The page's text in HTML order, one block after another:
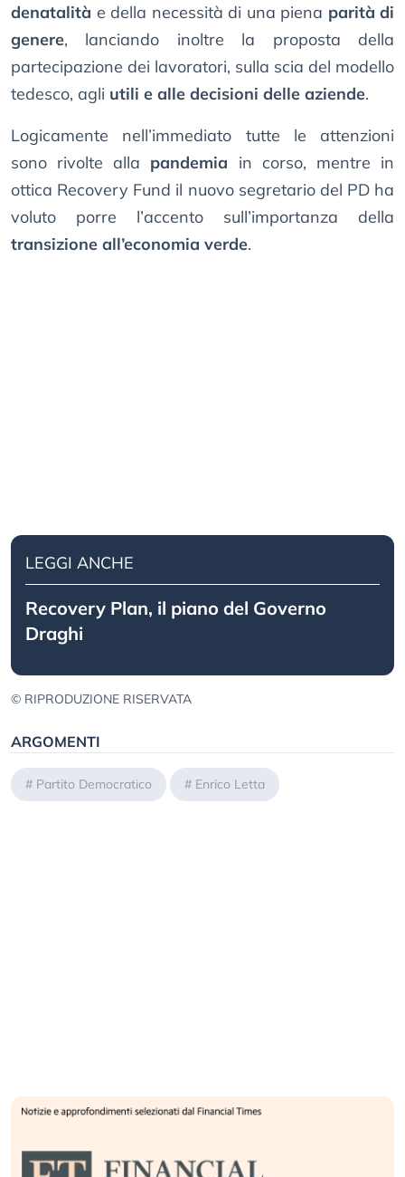
denatalità e della necessità di una piena parità di
genere, lanciando inoltre la proposta della
partecipazione dei lavoratori, sulla scia del modello
tedesco, agli utili e alle decisioni delle aziende.
Logicamente nell’immediato tutte le attenzioni
sono rivolte alla pandemia in corso, mentre in
ottica Recovery Fund il nuovo segretario del PD ha
voluto porre l’accento sull’importanza della
transizione all’economia verde.
LEGGI ANCHE
Recovery Plan, il piano del Governo
Draghi
© RIPRODUZIONE RISERVATA
ARGOMENTI
# Partito Democratico # Enrico Letta